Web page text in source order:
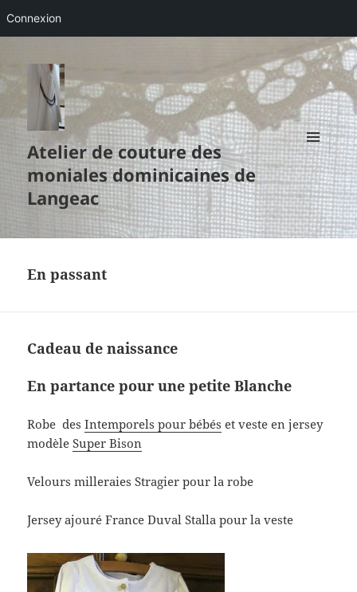
Connexion
Atelier de couture des
moniales dominicaines de
Langeac
MENU
ET
WIDGETS
En passant
Cadeau de naissance
En partance pour une petite Blanche
Robe desIntemporels pour bébés et veste en jersey
modèleSuper Bison
Velours milleraies Stragier pour la robe
Jersey ajouré France Duval Stalla pour la veste